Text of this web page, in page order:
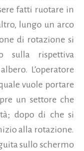
fatti ruotare in
lungo un arco
di rotazione si
sulla rispettiva
L’operatore
vuole portare
un settore che
dopo di che si
alla rotazione.
sullo schermo